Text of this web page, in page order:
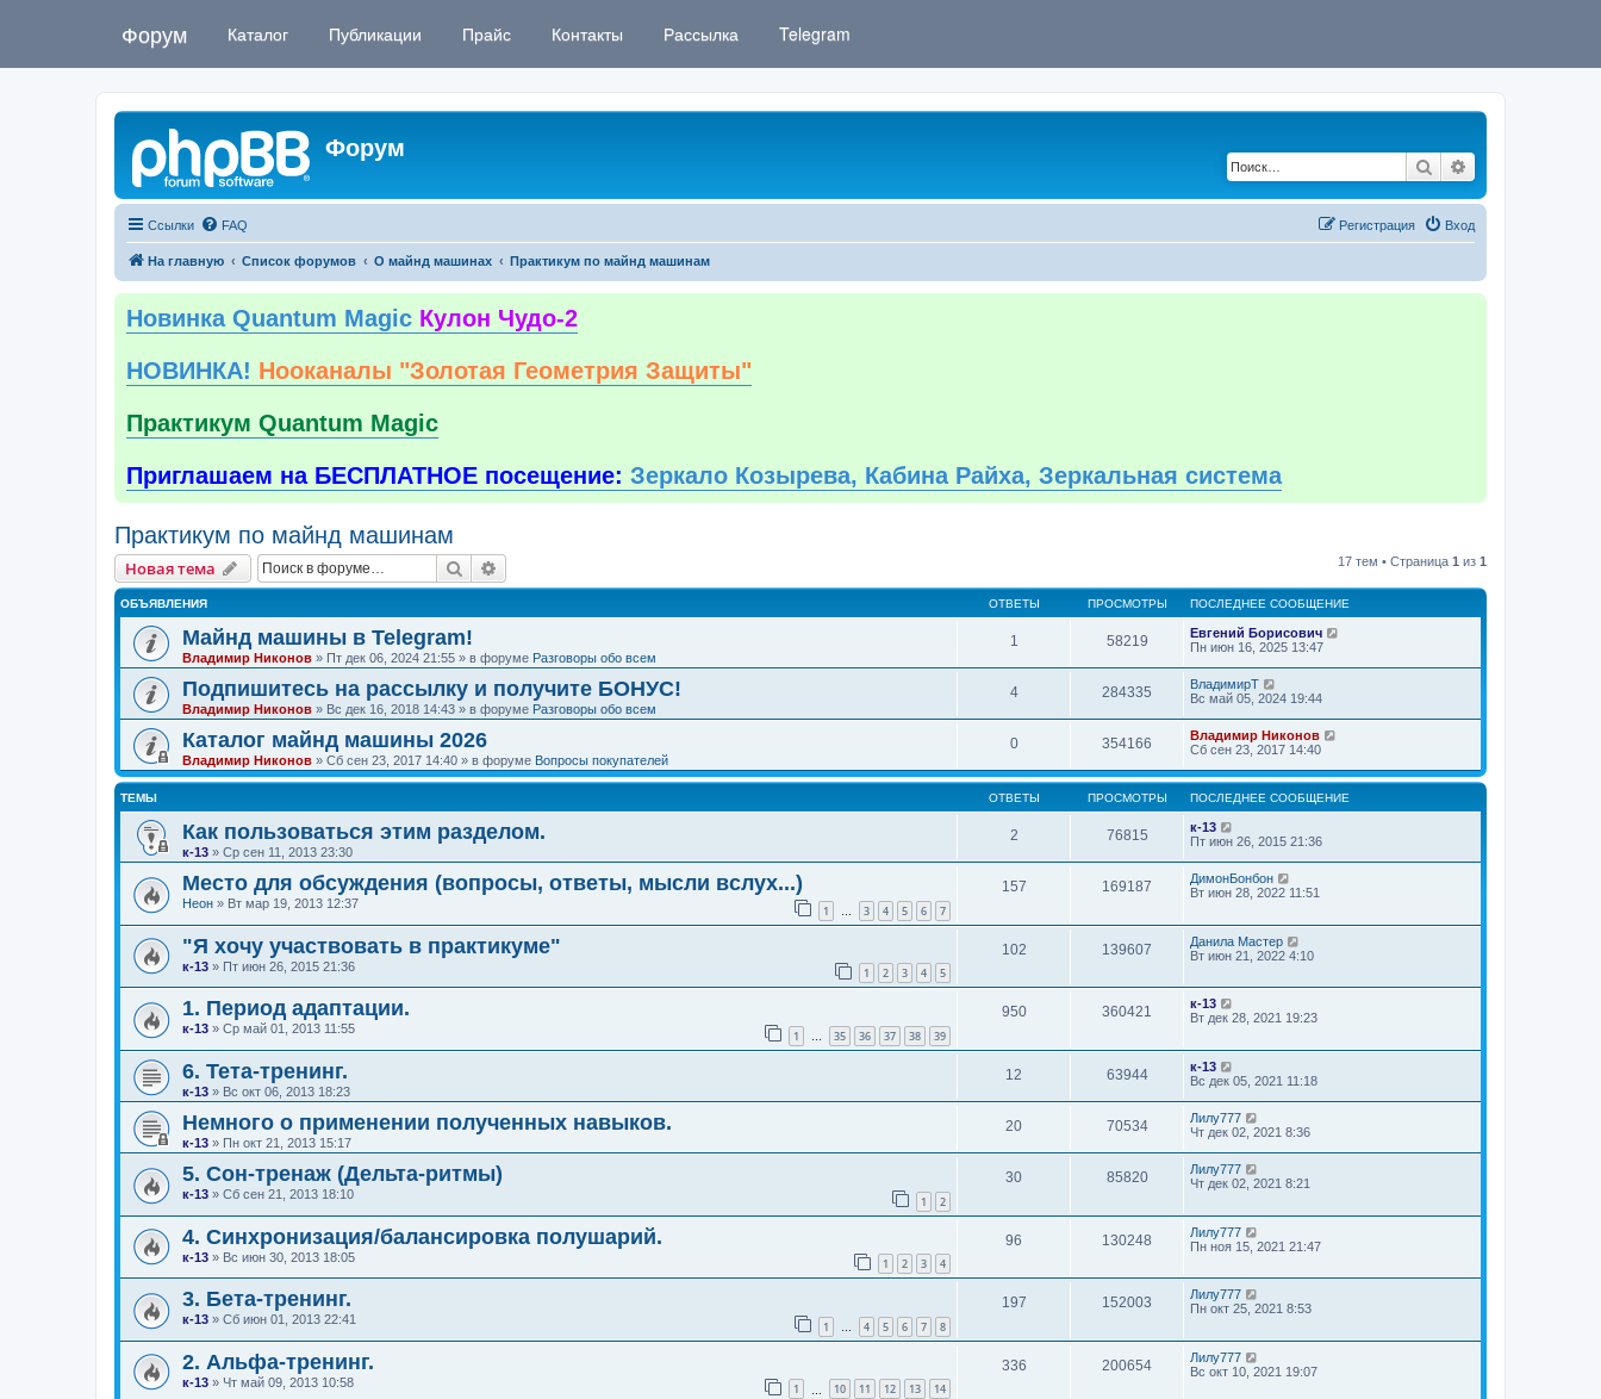
Форум Каталог Публикации Прайс Контакты Рассылка Telegram
Форум
Поиск
Ссылки FAQ Вход
Регистрация
На главную Список форумов О майнд машинах Практикум по майнд машинам
Новинка Quantum Magic Кулон Чудо-2
НОВИНКА! Нооканалы "Золотая Геометрия Защиты"
Практикум Quantum Magic
Приглашаем на БЕСПЛАТНОЕ посещение: Зеркало Козырева, Кабина Райха, Зеркальная система
Практикум по майнд машинам
Новая тема Поиск 17 тем • Страница 1 из 1
ОБЪЯВЛЕНИЯ ОТВЕТЫ ПРОСМОТРЫ ПОСЛЕДНЕЕ СООБЩЕНИЕ
Майнд машины в Telegram!
Владимир Никонов » Пт дек 06, 2024 21:55 » в форуме Разговоры обо всем
1 58219
Евгений Борисович
Пн июн 16, 2025 13:47
Подпишитесь на рассылку и получите БОНУС!
Владимир Никонов » Вс дек 16, 2018 14:43 » в форуме Разговоры обо всем
4 284335
ВладимирТ
Вс май 05, 2024 19:44
Каталог майнд машины 2026
Владимир Никонов » Сб сен 23, 2017 14:40 » в форуме Вопросы покупателей
0 354166
Владимир Никонов
Сб сен 23, 2017 14:40
ТЕМЫ ОТВЕТЫ ПРОСМОТРЫ ПОСЛЕДНЕЕ СООБЩЕНИЕ
Как пользоваться этим разделом.
к-13 » Ср сен 11, 2013 23:30
2 76815
к-13
Пт июн 26, 2015 21:36
Место для обсуждения (вопросы, ответы, мысли вслух...)
Неон » Вт мар 19, 2013 12:37 1 … 3 4 5 6 7
157 169187
ДимонБонбон
Вт июн 28, 2022 11:51
"Я хочу участвовать в практикуме"
к-13 » Пт июн 26, 2015 21:36 1 2 3 4 5
102 139607
Данила Мастер
Вт июн 21, 2022 4:10
1. Период адаптации.
к-13 » Ср май 01, 2013 11:55 1 … 35 36 37 38 39
950 360421
к-13
Вт дек 28, 2021 19:23
6. Тета-тренинг.
к-13 » Вс окт 06, 2013 18:23
12 63944
к-13
Вс дек 05, 2021 11:18
Немного о применении полученных навыков.
к-13 » Пн окт 21, 2013 15:17
20 70534
Лилу777
Чт дек 02, 2021 8:36
5. Сон-тренаж (Дельта-ритмы)
к-13 » Сб сен 21, 2013 18:10 1 2
30 85820
Лилу777
Чт дек 02, 2021 8:21
4. Синхронизация/балансировка полушарий.
к-13 » Вс июн 30, 2013 18:05 1 2 3 4
96 130248
Лилу777
Пн ноя 15, 2021 21:47
3. Бета-тренинг.
к-13 » Сб июн 01, 2013 22:41 1 … 4 5 6 7 8
197 152003
Лилу777
Пн окт 25, 2021 8:53
2. Альфа-тренинг.
к-13 » Чт май 09, 2013 10:58 1 10 11 12 13 14
336 200654
Лилу777
Вс окт 10, 2021 19:07